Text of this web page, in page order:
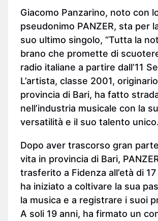
Giacomo Panzarino, noto con
pseudonimo PANZER, sta per
suo ultimo singolo, “Tutta la
brano che promette di
radio italiane a partire dall’11
L’artista, classe 2001,
provincia di Bari, ha fatto
nell’industria musicale con la
versatilità e il suo talento unico.
Dopo aver trascorso gran
vita in provincia di Bari,
trasferito a Fidenza all’età di
ha iniziato a coltivare la sua
la musica e a registrare i suoi
A soli 19 anni, ha firmato un